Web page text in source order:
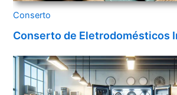
Conserto
Conserto de Eletrodomésticos